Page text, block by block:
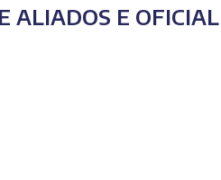
ALIADOS E